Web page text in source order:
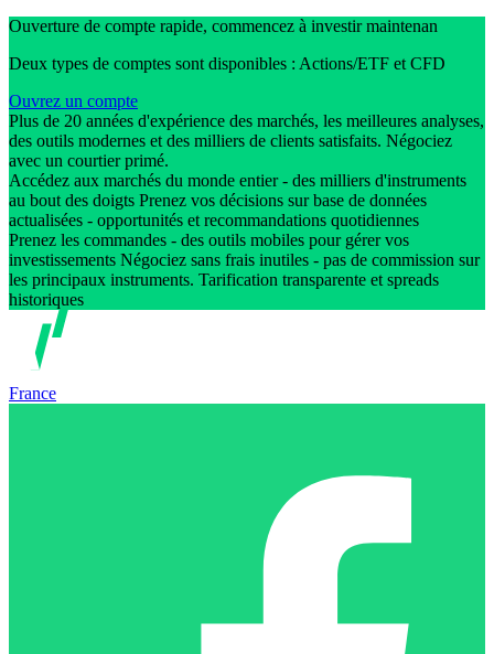
Ouverture de compte rapide, commencez à investir maintenan
Deux types de comptes sont disponibles : Actions/ETF et CFD
Ouvrez un compte
Plus de 20 années d'expérience des marchés, les meilleures analyses,
des outils modernes et des milliers de clients satisfaits. Négociez
avec un courtier primé.
Accédez aux marchés du monde entier - des milliers d'instruments
au bout des doigts Prenez vos décisions sur base de données
actualisées - opportunités et recommandations quotidiennes
Prenez les commandes - des outils mobiles pour gérer vos
investissements Négociez sans frais inutiles - pas de commission sur
les principaux instruments. Tarification transparente et spreads
historiques
France